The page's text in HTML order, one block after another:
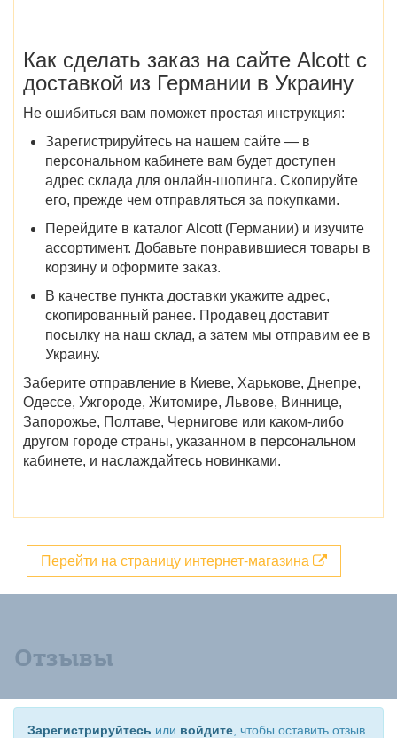
Как сделать заказ насайте Alcott с
доставкой из Германии в Украину
Не ошибиться вам поможет простая инструкция:
Зарегистрируйтесь на нашем сайте — в
персональном кабинете вам будет доступен
адрес склада для онлайн-шопинга. Скопируйте
его, прежде чем отправляться за покупками.
Перейдите в каталог Alcott (Германии) и изучите
ассортимент. Добавьте понравившиеся товары в
корзину и оформите заказ.
В качестве пункта доставки укажите адрес,
скопированный ранее. Продавец доставит
посылку на наш склад, а затем мы отправим ее в
Украину.
Заберите отправление в Киеве, Харькове, Днепре,
Одессе, Ужгороде, Житомире, Львове, Виннице,
Запорожье, Полтаве, Чернигове или каком-либо
другом городе страны, указанном в персональном
кабинете, и наслаждайтесь новинками.
Перейти на страницу интернет-магазина
Отзывы
Зарегистрируйтесь или войдите , чтобы оставить отзыв